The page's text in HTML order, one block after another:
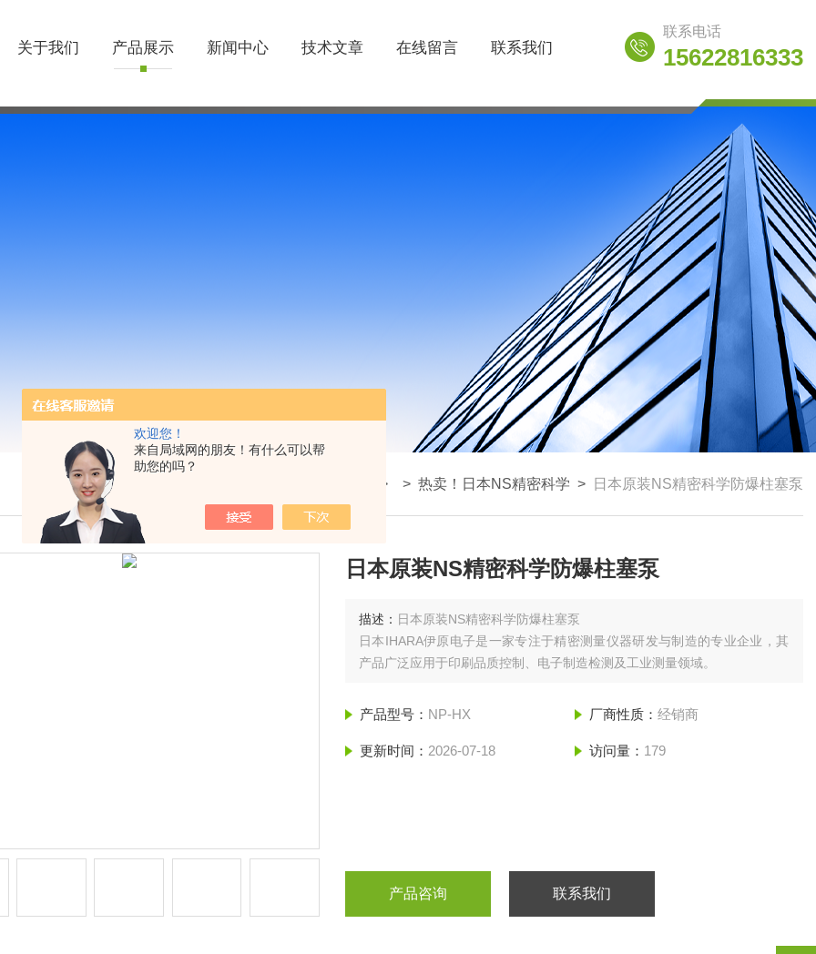
欢迎您！
来自局域网的朋友！有什么可以帮
助您的吗？
关于我们 产品展示 新闻中心 技术文章 在线留言 联系我们
联系电话
15622816333
> > 热卖！日本NS精密科学 > 日本原装NS精密科学防爆柱塞泵
日本原装NS精密科学防爆柱塞泵
描述： 日本原装NS精密科学防爆柱塞泵
日本IHARA伊原电子是一家专注于精密测量仪器研发与制造的专业企业，其
产品广泛应用于印刷品质控制、电子制造检测及工业测量领域。
产品型号： NP-HX 厂商性质： 经销商
更新时间： 2026-07-18 访问量： 179
产品咨询 联系我们